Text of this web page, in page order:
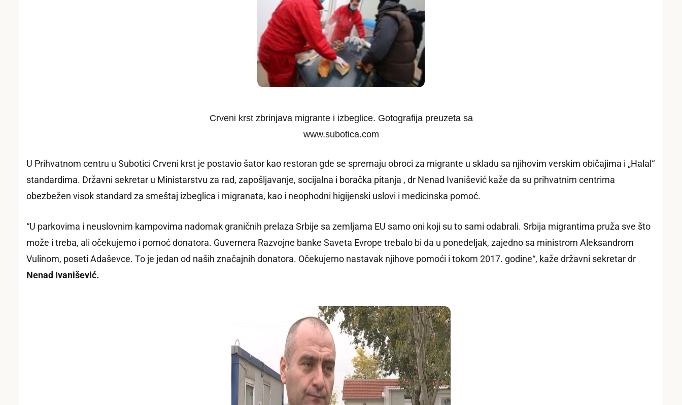
Crveni krst zbrinjava migrante i izbeglice. Gotografija preuzeta sa
www.subotica.com
U Prihvatnom centru u Subotici Crveni krst je postavio šator kao restoran gde se spremaju obroci za migrante u skladu sa njihovim verskim običajima i „Halal“
standardima. Državni sekretar u Ministarstvu za rad, zapošljavanje, socijalna i boračka pitanja , dr Nenad Ivanišević kaže da su prihvatnim centrima
obezbežen visok standard za smeštaj izbeglica i migranata, kao i neophodni higijenski uslovi i medicinska pomoć.
“U parkovima i neuslovnim kampovima nadomak graničnih prelaza Srbije sa zemljama EU samo oni koji su to sami odabrali. Srbija migrantima pruža sve što
može i treba, ali očekujemo i pomoć donatora. Guvernera Razvojne banke Saveta Evrope trebalo bi da u ponedeljak, zajedno sa ministrom Aleksandrom
Vulinom, poseti Adaševce. To je jedan od naših značajnih donatora. Očekujemo nastavak njihove pomoći i tokom 2017. godine“, kaže državni sekretar dr
Nenad Ivanišević.